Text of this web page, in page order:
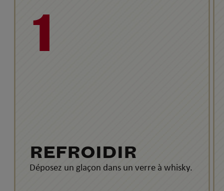
1
REFROIDIR
Déposez un glaçon dans un verre à whisky.